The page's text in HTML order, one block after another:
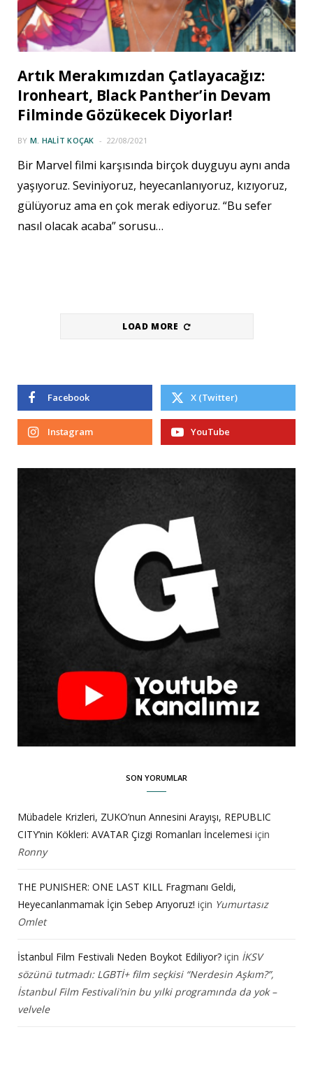
Artık Merakımızdan Çatlayacağız:
Ironheart, Black Panther’in Devam
Filminde Gözükecek Diyorlar!
BY M. HALIT KOÇAK 22/08/2021
Bir Marvel filmi karşısında birçok duyguyu aynı anda
yaşıyoruz. Seviniyoruz, heyecanlanıyoruz, kızıyoruz,
gülüyoruz ama en çok merak ediyoruz. “Bu sefer
nasıl olacak acaba” sorusu…
LOAD MORE
Facebook X (Twitter)
Instagram YouTube
SON YORUMLAR
Mübadele Krizleri, ZUKO’nun Annesini Arayışı, REPUBLIC
CITY’nin Kökleri: AVATAR Çizgi Romanları İncelemesi için
Ronny
THE PUNISHER: ONE LAST KILL Fragmanı Geldi,
Heyecanlanmamak İçin Sebep Arıyoruz! için Yumurtasız
Omlet
İstanbul Film Festivali Neden Boykot Ediliyor? için İKSV
sözünü tutmadı: LGBTİ+ film seçkisi “Nerdesin Aşkım?”,
İstanbul Film Festivali’nin bu yılki programında da yok –
velvele